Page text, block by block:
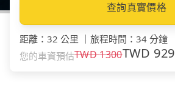
查詢真實價格
距離 ： 32 公里 旅程時間 ： 34 分鐘
您的車資預估TWD1300TWD 929